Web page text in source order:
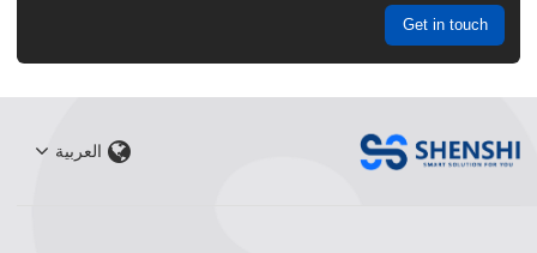
Get in touch
العربية